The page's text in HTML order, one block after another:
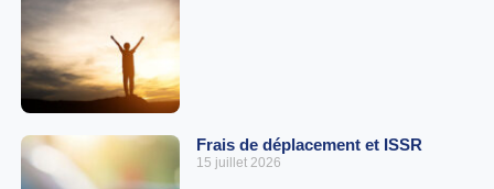
Frais de déplacement et ISSR
15 juillet 2026